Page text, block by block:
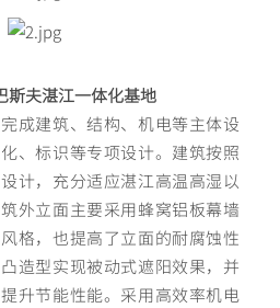
夫湛江一体化基地
建筑、结构、机电等主体设
、标识等专项设计。建筑按照
计，充分适应湛江高温高湿以
外立面主要采用蜂窝铝板幕墙
格，也提高了立面的耐腐蚀性
造型实现被动式遮阳效果，并
升节能性能。采用高效率机电